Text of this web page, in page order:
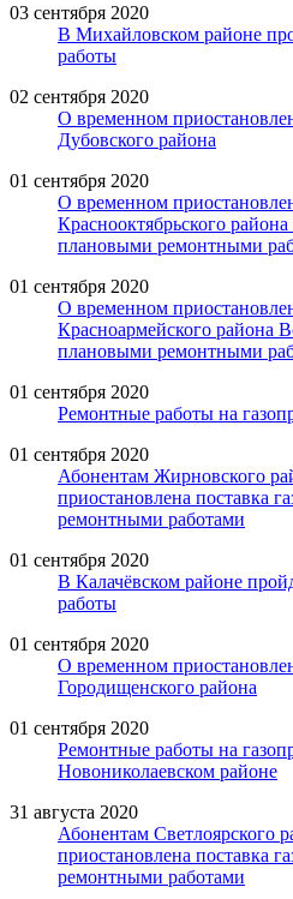
03 сентября 2020
В Михайловском районе
работы
02 сентября 2020
О временном
Дубовского района
01 сентября 2020
О временном
Краснооктябрьского
плановыми ремонтными
01 сентября 2020
О временном
Красноармейского района
плановыми ремонтными
01 сентября 2020
Ремонтные работы на
01 сентября 2020
Абонентам Жирновского
приостановлена поставка
ремонтными работами
01 сентября 2020
В Калачёвском районе
работы
01 сентября 2020
О временном
Городищенского района
01 сентября 2020
Ремонтные работы на
Новониколаевском районе
31 августа 2020
Абонентам Светлоярского
приостановлена поставка
ремонтными работами